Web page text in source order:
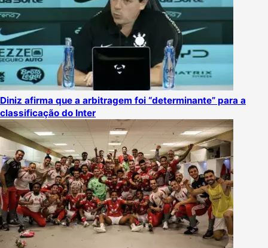
Diniz afirma que a arbitragem foi “determinante” para a
classificação do Inter